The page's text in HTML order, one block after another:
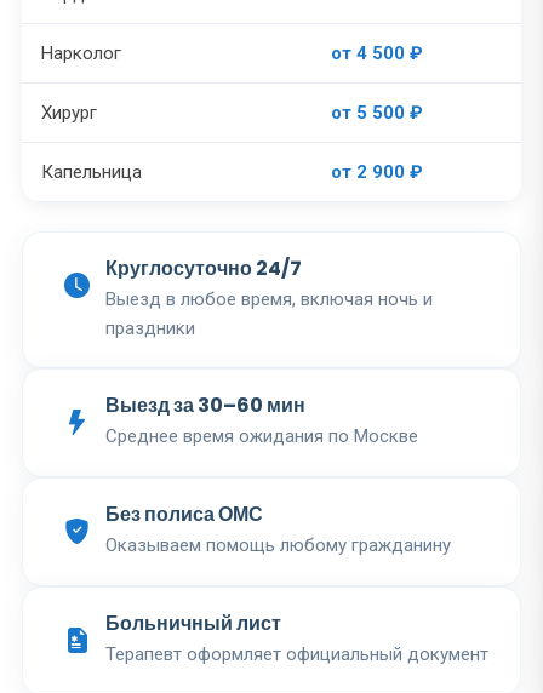
Нарколог от 4 500 ₽
Хирург от 5 500 ₽
Капельница от 2 900 ₽
Круглосуточно 24/7
Выезд в любое время, включая ночь и
праздники
Выезд за 30–60 мин
Среднее время ожидания по Москве
Без полиса ОМС
Оказываем помощь любому гражданину
Больничный лист
Терапевт оформляет официальный документ